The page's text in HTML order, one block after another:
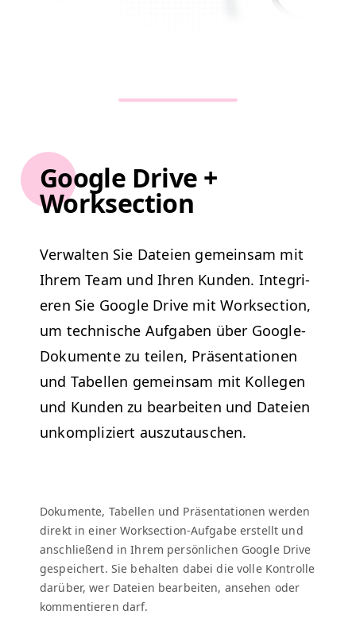
Google Drive +
Worksection
Ver­wal­ten Sie Dateien gemein­sam mit
Ihrem Team und Ihren Kun­den. Inte­gri­
eren Sie Google Dri­ve mit Work­sec­tion,
um tech­nis­che Auf­gaben über Google-
Doku­mente zu teilen, Präsen­ta­tio­nen
und Tabellen gemein­sam mit Kol­le­gen
und Kun­den zu bear­beit­en und Dateien
unkom­pliziert auszutauschen.
Doku­mente, Tabellen und Präsen­ta­tio­nen wer­den
direkt in ein­er Work­sec­tion-Auf­gabe erstellt und
anschließend in Ihrem per­sön­lichen Google Dri­ve
gespe­ichert. Sie behal­ten dabei die volle Kon­trolle
darüber, wer Dateien bear­beit­en, anse­hen oder
kom­men­tieren darf.